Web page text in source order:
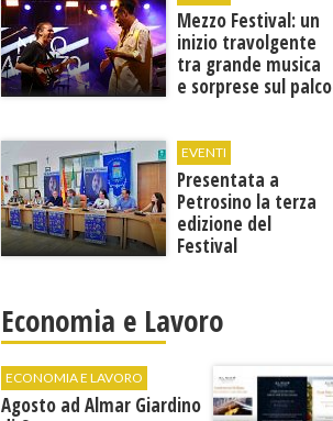
Mezzo Festival: un
inizio travolgente
tra grande musica
e sorprese sul palco
EVENTI
Presentata a
Petrosino la terza
edizione del
Festival
"Voci dal
Mediterraneo"
Economia e Lavoro
ECONOMIA E LAVORO
Agosto ad Almar Giardino